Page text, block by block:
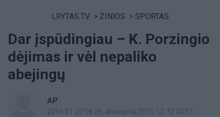
LRYTAS.TV > ŽINIOS > SPORTAS
Dar įspūdingiau – K. Porzingio
dėjimas ir vėl nepaliko
abejingų
AP
2016-01-27 08:26, atnaujinta 2016-12-12 00:53